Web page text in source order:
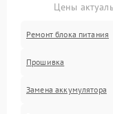
Цены
Ремонт блока питания
Прошивка
Замена аккумулятора